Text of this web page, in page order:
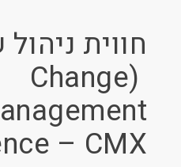
חווית ניהול
(Change
– CMX)